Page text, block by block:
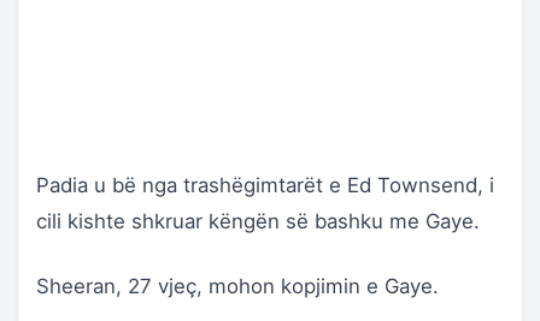
Padia u bë nga trashëgimtarët e Ed Townsend, i
cili kishte shkruar këngën së bashku me Gaye.
Sheeran, 27 vjeç, mohon kopjimin e Gaye.